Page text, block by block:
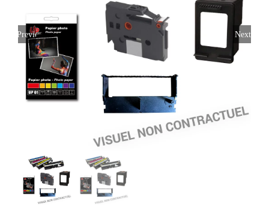
Previous Next